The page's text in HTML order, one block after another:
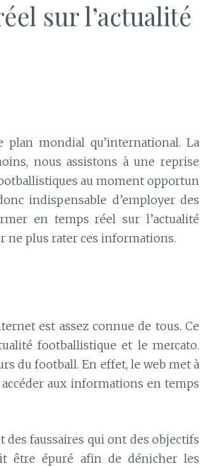
sur l’actualité
mondial qu’international. La
nous assistons à une reprise
au moment opportun
indispensable d’employer des
en temps réel sur l’actualité
ne plus rater ces informations.
est assez connue de tous. Ce
footballistique et le mercato.
du football. En effet, le web met à
aux informations en temps
faussaires qui ont des objectifs
être épuré afin de dénicher les